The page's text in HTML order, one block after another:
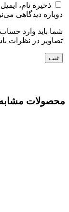
ذخیره نام،
دوباره دیدگاهی
شما باید وارد
تصاویر در نظرات
محصولات